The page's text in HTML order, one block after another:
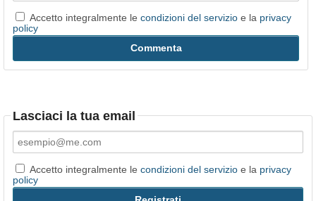
Accetto integralmente le condizioni del servizio e la privacy
policy
Lasciaci la tua email
Accetto integralmente le condizioni del servizio e la privacy
policy